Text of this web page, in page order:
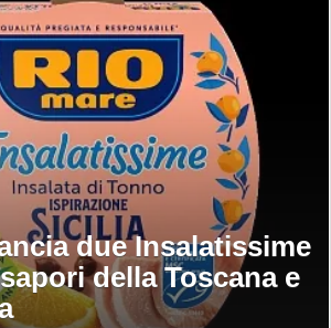
due Insalatissime
della Toscana e